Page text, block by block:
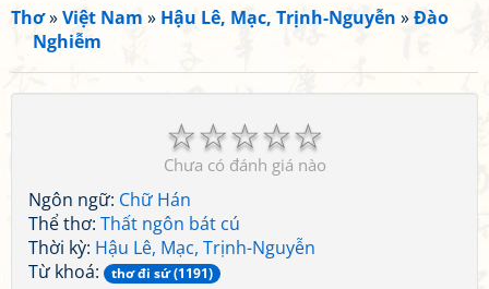
Thơ»Việt Nam » Hậu Lê, Mạc, Trịnh-Nguyễn »Đào
Nghiễm
☆
☆
☆
☆
☆
Chưa có đánh giá nào
Ngôn ngữ: Chữ Hán
Thể thơ: Thất ngôn bát cú
Thời kỳ: Hậu Lê, Mạc, Trịnh-Nguyễn
Từ khoá:
thơ đi sứ (1191)